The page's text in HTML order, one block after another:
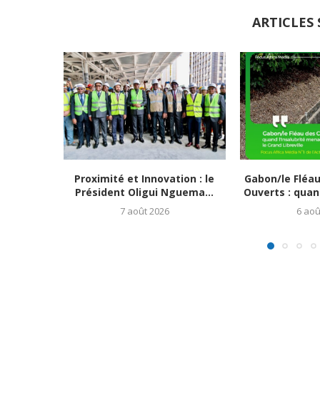
ARTICLES
Proximité et Innovation : le
Président Oligui Nguema...
7 août 2026
Gabon/le
Ouverts :
6